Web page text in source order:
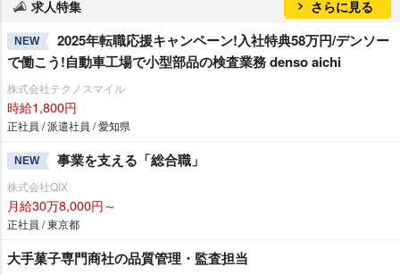
求人特集 さらに見る
NEW
2025年転職応援キャンペーン!入社特典58万円/デンソー
で働こう!自動車工場で小型部品の検査業務 denso aichi
株式会社テクノスマイル
時給1,800円
正社員 / 派遣社員 / 愛知県
NEW 事業を支える「総合職」
株式会社QIX
月給30万8,000円～
正社員 / 東京都
大手菓子専門商社の品質管理・監査担当